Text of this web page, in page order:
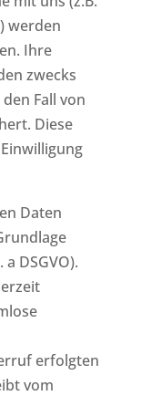
werden
Ihre
zwecks
Fall von
Diese
Daten
DSGVO).
erfolgten
vom